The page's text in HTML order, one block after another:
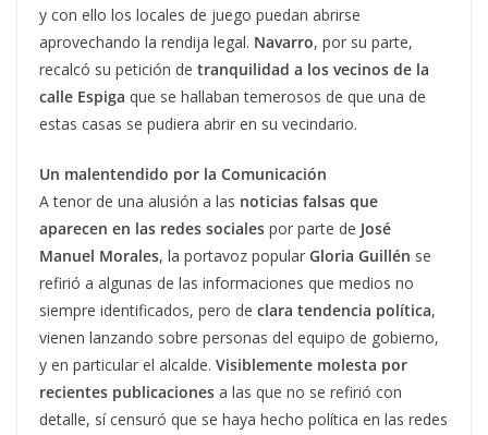
y con ello los locales de juego puedan abrirse
aprovechando la rendija legal. Navarro, por su parte,
recalcó su petición de tranquilidad a los vecinos de la
calle Espiga que se hallaban temerosos de que una de
estas casas se pudiera abrir en su vecindario.
Un malentendido por la Comunicación
A tenor de una alusión a las noticias falsas que
aparecen en las redes sociales por parte de José
Manuel Morales, la portavoz popular Gloria Guillén se
refirió a algunas de las informaciones que medios no
siempre identificados, pero de clara tendencia política,
vienen lanzando sobre personas del equipo de gobierno,
y en particular el alcalde. Visiblemente molesta por
recientes publicaciones a las que no se refirió con
detalle, sí censuró que se haya hecho política en las redes